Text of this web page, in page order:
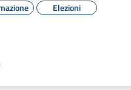
Elezioni